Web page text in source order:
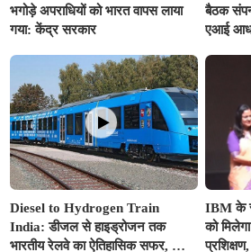
भगोड़े अपराधियों को भारत वापस लाया
गया: केंद्र सरकार
बैठक
एआई
Diesel to Hydrogen Train
India: डीजल से हाइड्रोजन तक
भारतीय रेलवे का ऐतिहासिक सफर, जानें
IBM के
को